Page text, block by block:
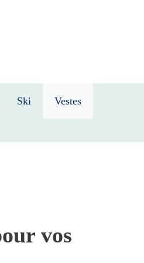
Ski Vestes
vos